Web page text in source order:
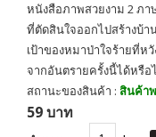
หนังสือภาพสวยงาม 2 ภา
ที่ตัดสินใจออกไปสร้างบ้า
เป้าของหมาป่าใจร้ายที่
จากอันตรายครั้งนี้ได้หรือ
สถานะของสินค้า : สินค้า
59 บาท